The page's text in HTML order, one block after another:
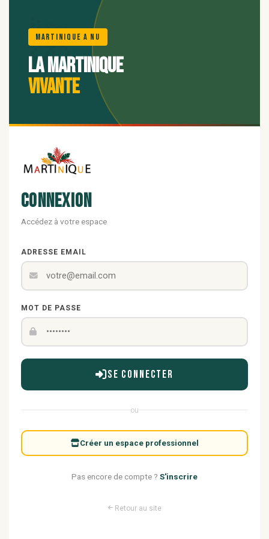
🌺
Martinique A Nu
La Martinique
vivante
Connexion
Accédez à votre espace
ADRESSE EMAIL
MOT DE PASSE
Se connecter
ou
Créer un espace professionnel
Pas encore de compte ? S'inscrire
Retour au site